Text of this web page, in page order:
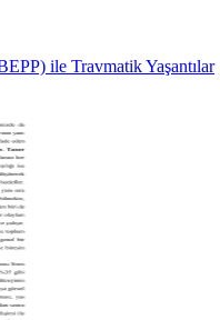
ile Travmatik Yaşantılar